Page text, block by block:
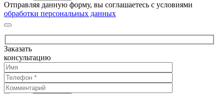
Отправляя данную форму, вы соглашаетесь с условиями
обработки персональных данных
Заказать
консультацию